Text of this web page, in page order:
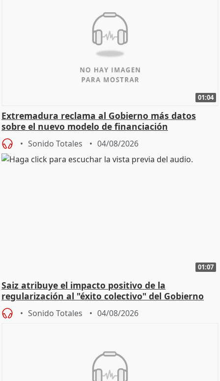
01:04
Extremadura reclama al Gobierno más datos
sobre el nuevo modelo de financiación
Sonido Totales 04/08/2026
01:07
Saiz atribuye el impacto positivo de la
regularización al "éxito colectivo" del Gobierno
Sonido Totales 04/08/2026